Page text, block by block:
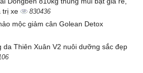
trị xe
830436
mộc giảm cân Golean Detox
da Thiên Xuân V2 nuôi dưỡng sắc đẹp